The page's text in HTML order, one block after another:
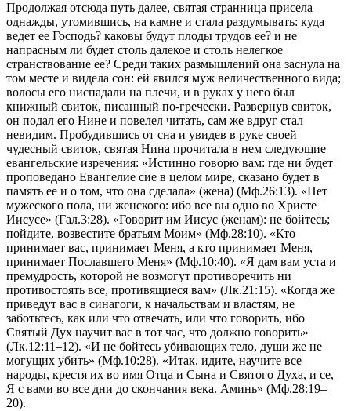
Продолжая отсюда путь далее, святая странница присела
однажды, утомившись, на камне и стала раздумывать: куда
ведет ее Господь? каковы будут плоды трудов ее? и не
напрасным ли будет столь далекое и столь нелегкое
странствование ее? Среди таких размышлений она заснула на
том месте и видела сон: ей явился муж величественного вида;
волосы его ниспадали на плечи, и в руках у него был
книжный свиток, писанный по-гречески. Развернув свиток,
он подал его Нине и повелел читать, сам же вдруг стал
невидим. Пробудившись от сна и увидев в руке своей
чудесный свиток, святая Нина прочитала в нем следующие
евангельские изречения: «Истинно говорю вам: где ни будет
проповедано Евангелие сие в целом мире, сказано будет в
память ее и о том, что она сделала» (жена) (Мф.26:13). «Нет
мужеского пола, ни женского: ибо все вы одно во Христе
Иисусе» (Гал.3:28). «Говорит им Иисус (женам): не бойтесь;
пойдите, возвестите братьям Моим» (Мф.28:10). «Кто
принимает вас, принимает Меня, а кто принимает Меня,
принимает Пославшего Меня» (Мф.10:40). «Я дам вам уста и
премудрость, которой не возмогут противоречить ни
противостоять все, противящиеся вам» (Лк.21:15). «Когда же
приведут вас в синагоги, к начальствам и властям, не
заботьтесь, как или что отвечать, или что говорить, ибо
Святый Дух научит вас в тот час, что должно говорить»
(Лк.12:11–12). «И не бойтесь убивающих тело, души же не
могущих убить» (Мф.10:28). «Итак, идите, научите все
народы, крестя их во имя Отца и Сына и Святого Духа, и се,
Я с вами во все дни до скончания века. Аминь» (Мф.28:19–
20).